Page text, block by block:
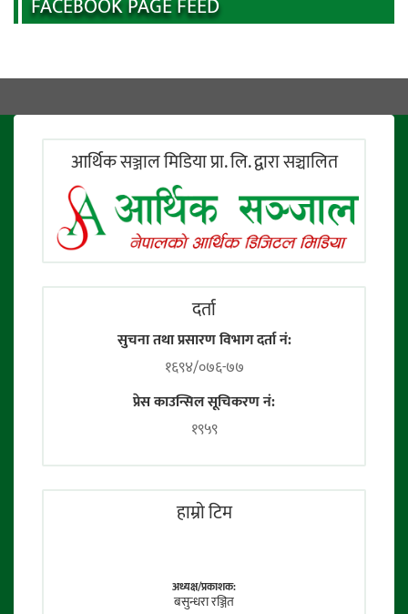
आर्थिक सञ्जाल मिडिया प्रा. लि. द्वारा सञ्चालित
दर्ता
सुचना तथा प्रसारण विभाग दर्ता नं:
१६९४/०७६-७७
प्रेस काउन्सिल सूचिकरण नं:
१९५९
हाम्राे टिम
अध्यक्ष/प्रकाशक:
बसुन्धरा रञ्जित